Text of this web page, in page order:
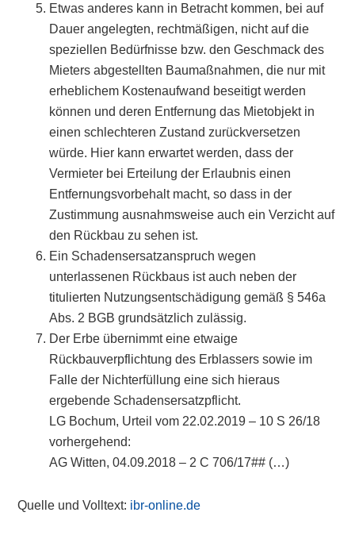
Etwas anderes kann in Betracht kommen, bei auf
Dauer angelegten, rechtmäßigen, nicht auf die
speziellen Bedürfnisse bzw. den Geschmack des
Mieters abgestellten Baumaßnahmen, die nur mit
erheblichem Kostenaufwand beseitigt werden
können und deren Entfernung das Mietobjekt in
einen schlechteren Zustand zurückversetzen
würde. Hier kann erwartet werden, dass der
Vermieter bei Erteilung der Erlaubnis einen
Entfernungsvorbehalt macht, so dass in der
Zustimmung ausnahmsweise auch ein Verzicht auf
den Rückbau zu sehen ist.
Ein Schadensersatzanspruch wegen
unterlassenen Rückbaus ist auch neben der
titulierten Nutzungsentschädigung gemäß § 546a
Abs. 2 BGB grundsätzlich zulässig.
Der Erbe übernimmt eine etwaige
Rückbauverpflichtung des Erblassers sowie im
Falle der Nichterfüllung eine sich hieraus
ergebende Schadensersatzpflicht.
LG Bochum, Urteil vom 22.02.2019 – 10 S 26/18
vorhergehend:
AG Witten, 04.09.2018 – 2 C 706/17## (…)
Quelle und Volltext: ibr-online.de